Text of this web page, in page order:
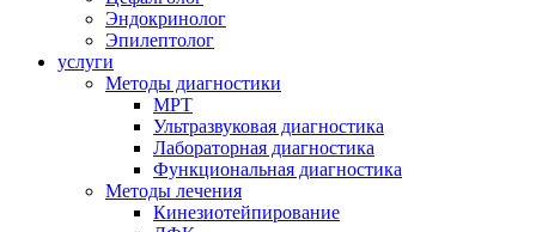
Эндокринолог
Эпилептолог
услуги
Методы диагностики
МРТ
Ультразвуковая диагностика
Лабораторная диагностика
Функциональная диагностика
Методы лечения
Кинезиотейпирование